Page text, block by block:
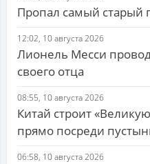
Пропал самый старый
12:02, 10 августа 2026
Лионель Месси
своего отца
08:55, 10 августа 2026
Китай строит
прямо посреди
06:58, 10 августа 2026